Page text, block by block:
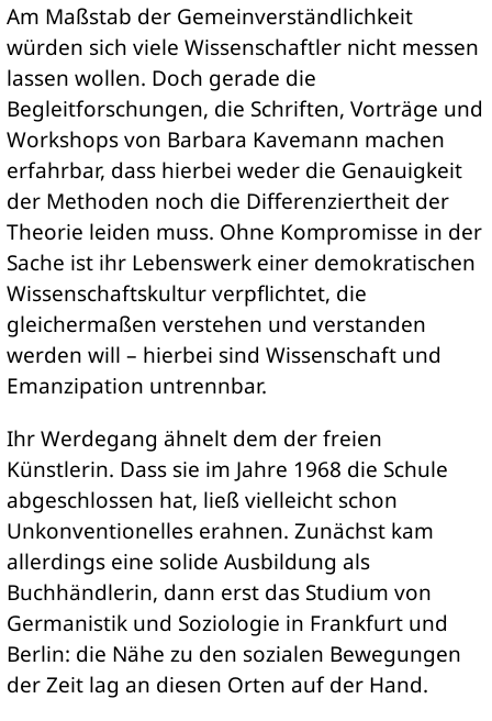
Am Maßstab der Gemeinverständlichkeit
würden sich viele Wissenschaftler nicht messen
lassen wollen. Doch gerade die
Begleitforschungen, die Schriften, Vorträge und
Workshops von Barbara Kavemann machen
erfahrbar, dass hierbei weder die Genauigkeit
der Methoden noch die Differenziertheit der
Theorie leiden muss. Ohne Kompromisse in der
Sache ist ihr Lebenswerk einer demokratischen
Wissenschaftskultur verpflichtet, die
gleichermaßen verstehen und verstanden
werden will – hierbei sind Wissenschaft und
Emanzipation untrennbar.
Ihr Werdegang ähnelt dem der freien
Künstlerin. Dass sie im Jahre 1968 die Schule
abgeschlossen hat, ließ vielleicht schon
Unkonventionelles erahnen. Zunächst kam
allerdings eine solide Ausbildung als
Buchhändlerin, dann erst das Studium von
Germanistik und Soziologie in Frankfurt und
Berlin: die Nähe zu den sozialen Bewegungen
der Zeit lag an diesen Orten auf der Hand.